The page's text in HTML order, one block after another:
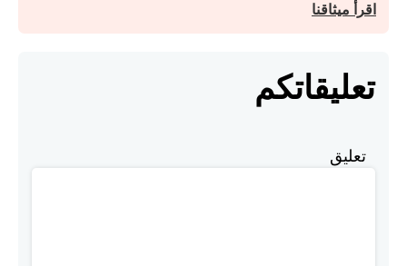
اقرأ ميثاقنا
تعليقاتكم
تعليق